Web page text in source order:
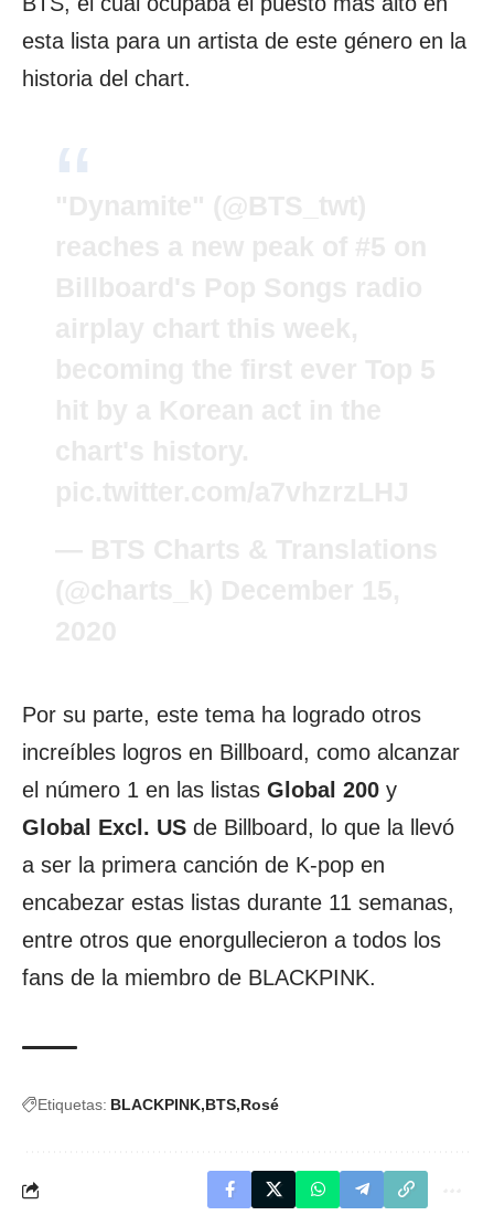
esta lista para un artista de este género en la
historia del chart.
Por su parte, este tema ha logrado otros
increíbles logros en Billboard, como alcanzar
el número 1 en las listas Global 200 y
Global Excl. US de Billboard, lo que la llevó
a ser la primera canción de K-pop en
encabezar estas listas durante 11 semanas,
entre otros que enorgullecieron a todos los
fans de la miembro de BLACKPINK.
Etiquetas: BLACKPINK BTS Rosé